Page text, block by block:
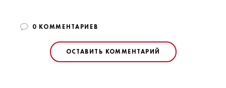
0 КОММЕНТАРИЕВ
ОСТАВИТЬ КОММЕНТАРИЙ